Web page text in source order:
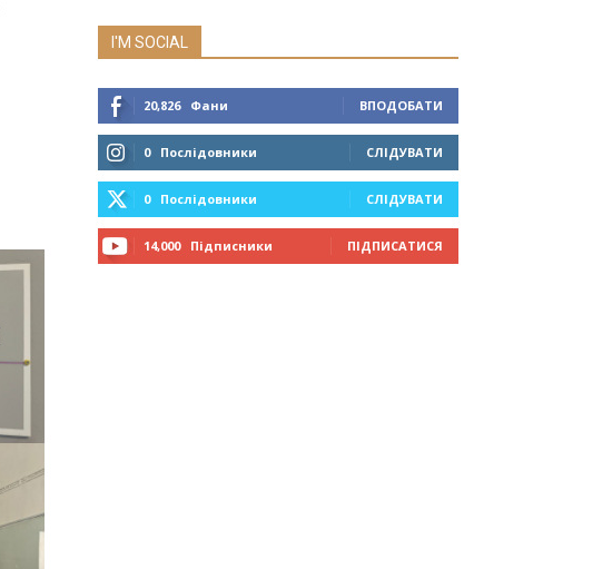
I'M SOCIAL
20,826 Фани ВПОДОБАТИ
0 Послідовники СЛІДУВАТИ
0 Послідовники СЛІДУВАТИ
14,000 Підписники ПІДПИСАТИСЯ